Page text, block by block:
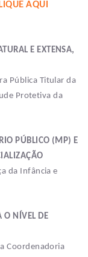
AQUI
E EXTENSA,
Pública Titular da
Protetiva da
PÚBLICO (MP) E
da Infância e
O NÍVEL DE
Coordenadoria